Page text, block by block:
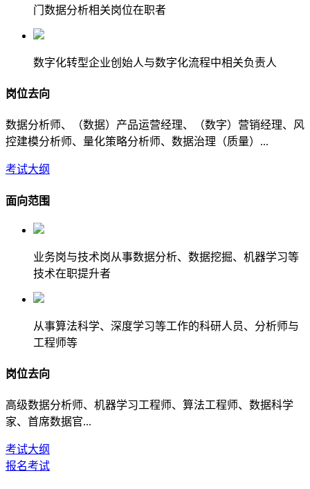
门数据分析相关岗位在职者
数字化转型企业创始人与数字化流程中相关负责人
岗位去向
数据分析师、（数据）产品运营经理、（数字）营销经理、风
控建模分析师、量化策略分析师、数据治理（质量）...
考试大纲
面向范围
业务岗与技术岗从事数据分析、数据挖掘、机器学习等
技术在职提升者
从事算法科学、深度学习等工作的科研人员、分析师与
工程师等
岗位去向
高级数据分析师、机器学习工程师、算法工程师、数据科学
家、首席数据官...
考试大纲
报名考试